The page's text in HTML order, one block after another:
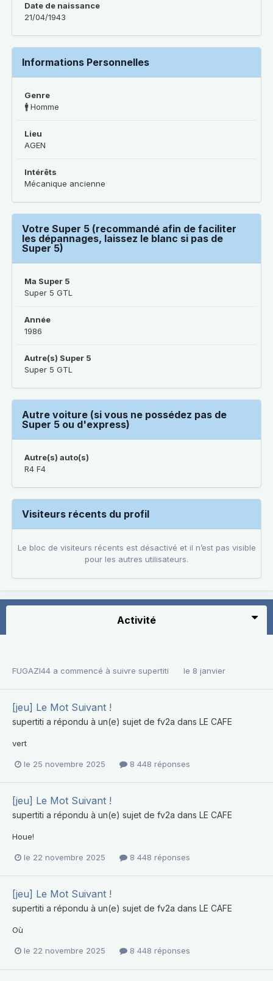
Date de naissance
21/04/1943
Informations Personnelles
Genre
🚹 Homme
Lieu
AGEN
Intérêts
Mécanique ancienne
Votre Super 5 (recommandé afin de faciliter
les dépannages, laissez le blanc si pas de
Super 5)
Ma Super 5
Super 5 GTL
Année
1986
Autre(s) Super 5
Super 5 GTL
Autre voiture (si vous ne possédez pas de
Super 5 ou d'express)
Autre(s) auto(s)
R4 F4
Visiteurs récents du profil
Le bloc de visiteurs récents est désactivé et il n’est pas visible
pour les autres utilisateurs.
Activité
FUGAZI44 a commencé à suivre supertiti le 8 janvier
[jeu] Le Mot Suivant !
supertiti a répondu à un(e) sujet de fv2a dans LE CAFE
vert
le 25 novembre 2025 8 448 réponses
[jeu] Le Mot Suivant !
supertiti a répondu à un(e) sujet de fv2a dans LE CAFE
Houe!
le 22 novembre 2025 8 448 réponses
[jeu] Le Mot Suivant !
supertiti a répondu à un(e) sujet de fv2a dans LE CAFE
Où
le 22 novembre 2025 8 448 réponses